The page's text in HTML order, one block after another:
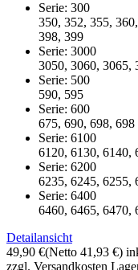
Serie: 300
350, 352, 355,
398, 399
Serie: 3000
3050, 3060, 3065,
Serie: 500
590, 595
Serie: 600
675, 690, 698, 698
Serie: 6100
6120, 6130, 6140,
Serie: 6200
6235, 6245, 6255,
Serie: 6400
6460, 6465, 6470,
Detailansicht
49,90 €(Netto 41,93 €)
zzgl. Versandkosten